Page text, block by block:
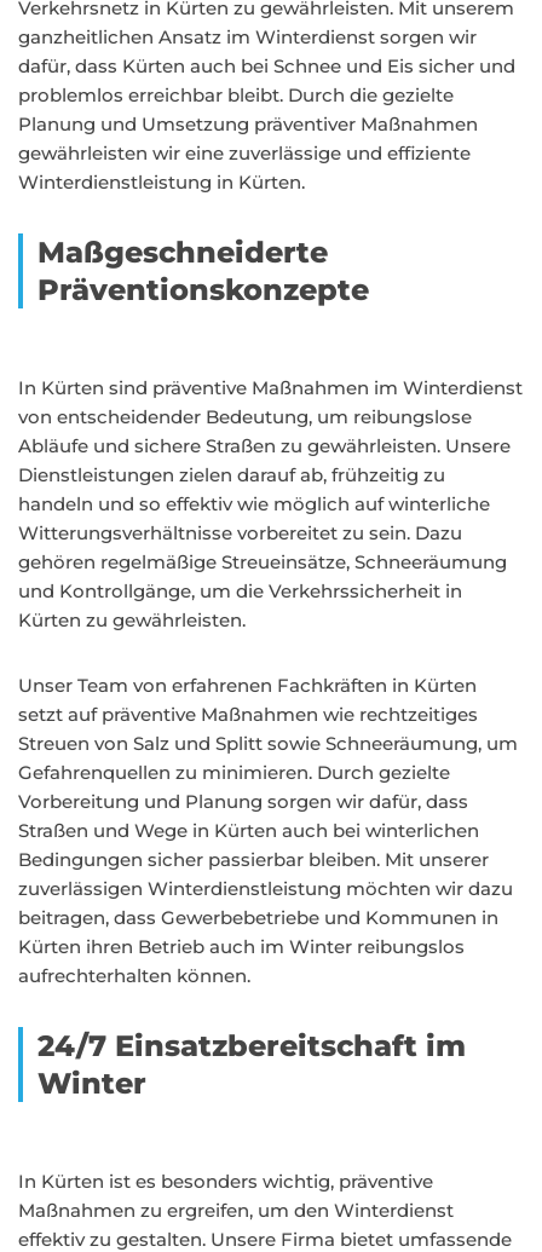
Verkehrsnetz in Kürten zu gewährleisten. Mit unserem
ganzheitlichen Ansatz im Winterdienst sorgen wir
dafür, dass Kürten auch bei Schnee und Eis sicher und
problemlos erreichbar bleibt. Durch die gezielte
Planung und Umsetzung präventiver Maßnahmen
gewährleisten wir eine zuverlässige und effiziente
Winterdienstleistung in Kürten.
Maßgeschneiderte
Präventionskonzepte
In Kürten sind präventive Maßnahmen im Winterdienst
von entscheidender Bedeutung, um reibungslose
Abläufe und sichere Straßen zu gewährleisten. Unsere
Dienstleistungen zielen darauf ab, frühzeitig zu
handeln und so effektiv wie möglich auf winterliche
Witterungsverhältnisse vorbereitet zu sein. Dazu
gehören regelmäßige Streueinsätze, Schneeräumung
und Kontrollgänge, um die Verkehrssicherheit in
Kürten zu gewährleisten.
Unser Team von erfahrenen Fachkräften in Kürten
setzt auf präventive Maßnahmen wie rechtzeitiges
Streuen von Salz und Splitt sowie Schneeräumung, um
Gefahrenquellen zu minimieren. Durch gezielte
Vorbereitung und Planung sorgen wir dafür, dass
Straßen und Wege in Kürten auch bei winterlichen
Bedingungen sicher passierbar bleiben. Mit unserer
zuverlässigen Winterdienstleistung möchten wir dazu
beitragen, dass Gewerbebetriebe und Kommunen in
Kürten ihren Betrieb auch im Winter reibungslos
aufrechterhalten können.
24/7 Einsatzbereitschaft im
Winter
In Kürten ist es besonders wichtig, präventive
Maßnahmen zu ergreifen, um den Winterdienst
effektiv zu gestalten. Unsere Firma bietet umfassende